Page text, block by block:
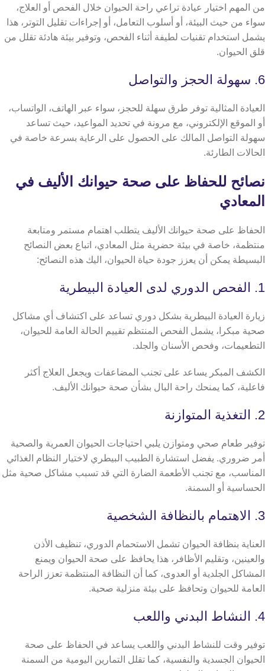
من المهم اختيار عيادة تراعي راحة الحيوان خلال الفحص أو العلاج،
سواء من حيث البيئة، أو أسلوب التعامل، أو إجراءات تقليل التوتر، هذا
يشمل استخدام تقنيات لطيفة أثناء الفحص، وتوفير بيئة هادئة تقلل من
قلق الحيوان.
6. سهولة الحجز والتواصل
العيادة المثالية توفر طرق سهلة للحجز، سواء عبر الهاتف، الواتساب،
أو الموقع الإلكتروني، مع مرونة في تحديد المواعيد، حيث تساعد
سهولة التواصل المالك على الحصول على الرعاية بسرعة خاصة في
الحالات الطارئة.
نصائح للحفاظ على صحة حيوانك الأليف في
المعادي
الحفاظ على صحة حيوانك الأليف يتطلب اهتمام مستمر ومتابعة
منتظمة، خاصة في بيئة حضرية مثل المعادي، اتباع بعض النصائح
البسيطة يمكن أن يعزز جودة حياة الحيوان، اليك هذه النصائح:
1. الفحص الدوري لدى العيادة البيطرية
زيارة العيادة البيطرية بشكل دوري تساعد على اكتشاف أي مشاكل
صحية مبكرا، يشمل الفحص المنتظم تقييم الحالة العامة للحيوان،
التطعيمات، وفحص الأسنان والجلد.
الكشف المبكر يساعد على تجنب المضاعفات ويجعل العلاج أكثر
فاعلية، كما يمنحك راحة البال بشأن صحة حيوانك الأليف.
2. التغذية المتوازنة
توفير طعام صحي ومتوازن يلبي احتياجات الحيوان العمرية والصحية
أمر ضروري. يفضل استشارة الطبيب البيطري لاختيار النظام الغذائي
المناسب، مع تجنب الأطعمة الضارة التي قد تسبب مشاكل صحية مثل
الحساسية أو السمنة.
3. الاهتمام بالنظافة الشخصية
العناية بنظافة الحيوان تشمل الاستحمام الدوري، تنظيف الأذن
والعينين، وتقليم الأظافر، هذا يحافظ على صحة الحيوان ويمنع
المشاكل الجلدية أو العدوى، كما أن النظافة المنتظمة تعزز الراحة
العامة للحيوان وتحافظ على بيئة منزلية صحية.
4. النشاط البدني واللعب
توفير وقت للنشاط البدني واللعب يساعد في الحفاظ على صحة
الحيوان الجسدية والنفسية، كما تقلل التمارين اليومية من السمنة